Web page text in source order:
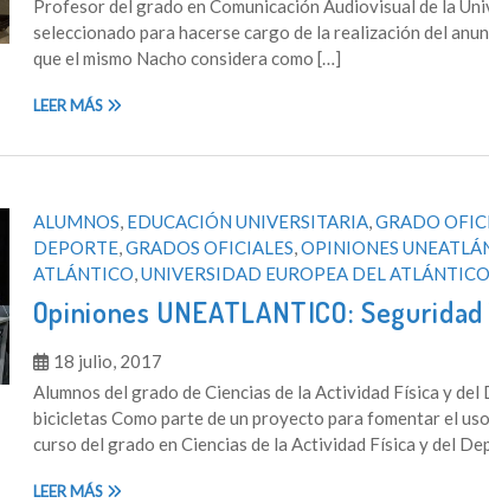
Profesor del grado en Comunicación Audiovisual de la
seleccionado para hacerse cargo de la realización del
que el mismo Nacho considera como […]
LEER MÁS
ALUMNOS, EDUCACIÓN UNIVERSITARIA,GRADO
DEPORTE,GRADOS OFICIALES,OPINIONES
ATLÁNTICO,UNIVERSIDAD EUROPEA DEL ATLÁNTICO
Opiniones UNEATLANTICO:
18 julio, 2017
Alumnos del grado de Ciencias de la Actividad Física y
bicicletas Como parte de un proyecto para fomentar el
curso del grado en Ciencias de la Actividad Física y del
LEER MÁS